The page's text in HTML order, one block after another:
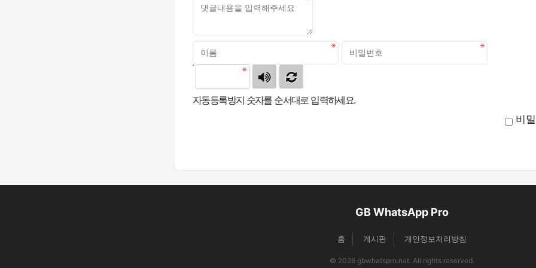
자동등록방지 숫자를 순서대로 입력하세요.
비
GB WhatsApp Pro
홈 게시판 개인정보처리방침
© 2026 gbwhatspro.net. All rights reserved.